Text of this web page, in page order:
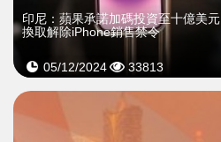
印尼：蘋果承諾加碼投資至十億美元
換取解除iPhone銷售禁令
05/12/2024 33813